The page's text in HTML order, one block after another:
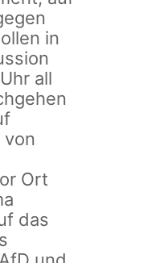
in
all
Ort
das